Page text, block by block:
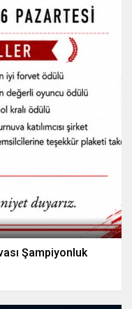
Şampiyonluk